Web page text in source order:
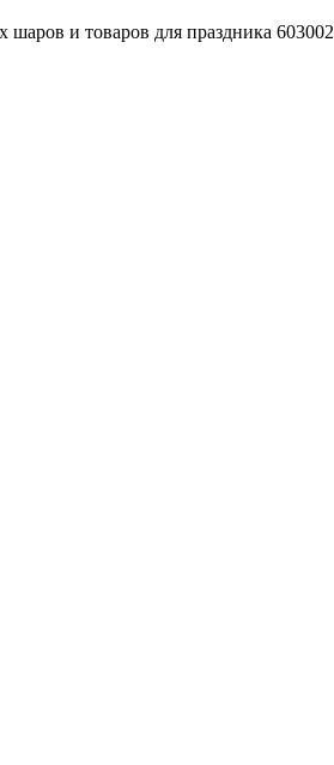
и товаров для праздника 603002